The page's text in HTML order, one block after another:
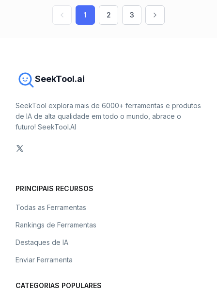
1 2 3
SeekTool.ai
SeekTool explora mais de 6000+ ferramentas e produtos
de IA de alta qualidade em todo o mundo, abrace o
futuro! SeekTool.AI
PRINCIPAIS RECURSOS
Todas as Ferramentas
Rankings de Ferramentas
Destaques de IA
Enviar Ferramenta
CATEGORIAS POPULARES